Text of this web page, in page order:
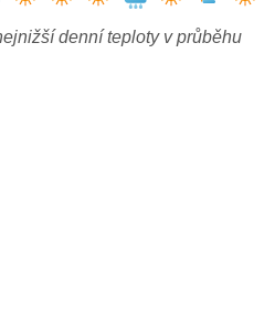
denní teploty v průběhu